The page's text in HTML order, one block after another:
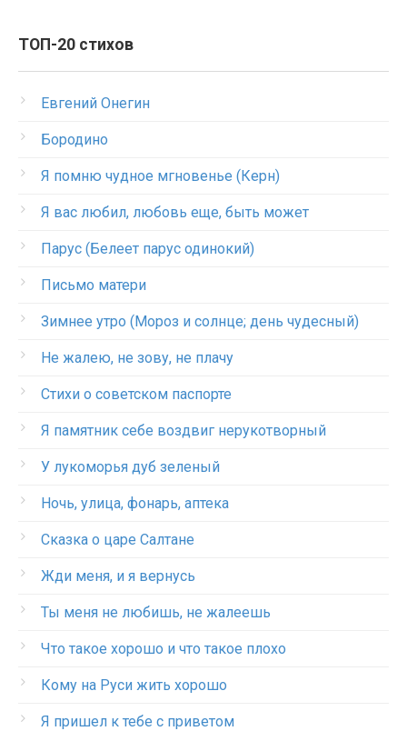
ТОП-20 стихов
Евгений Онегин
Бородино
Я помню чудное мгновенье (Керн)
Я вас любил, любовь еще, быть может
Парус (Белеет парус одинокий)
Письмо матери
Зимнее утро (Мороз и солнце; день чудесный)
Не жалею, не зову, не плачу
Стихи о советском паспорте
Я памятник себе воздвиг нерукотворный
У лукоморья дуб зеленый
Ночь, улица, фонарь, аптека
Сказка о царе Салтане
Жди меня, и я вернусь
Ты меня не любишь, не жалеешь
Что такое хорошо и что такое плохо
Кому на Руси жить хорошо
Я пришел к тебе с приветом